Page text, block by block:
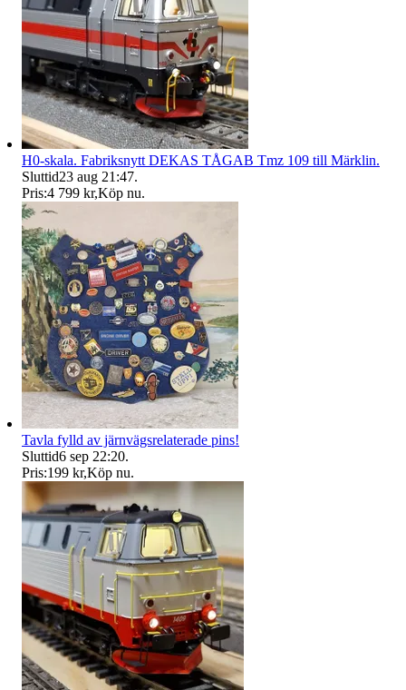
H0-skala. Fabriksnytt DEKAS TÅGAB Tmz 109 till Märklin.
Sluttid23 aug 21:47.
Pris:4 799 kr,Köp nu.
Tavla fylld av järnvägsrelaterade pins!
Sluttid6 sep 22:20.
Pris:199 kr,Köp nu.